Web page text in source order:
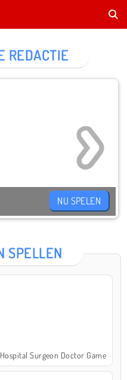
SPELLEN
Hospital Surgeon Doctor Game
REDACTIE
NU SPELEN